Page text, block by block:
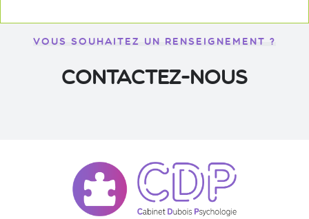
VOUS SOUHAITEZ UN RENSEIGNEMENT ?
contactez-nous